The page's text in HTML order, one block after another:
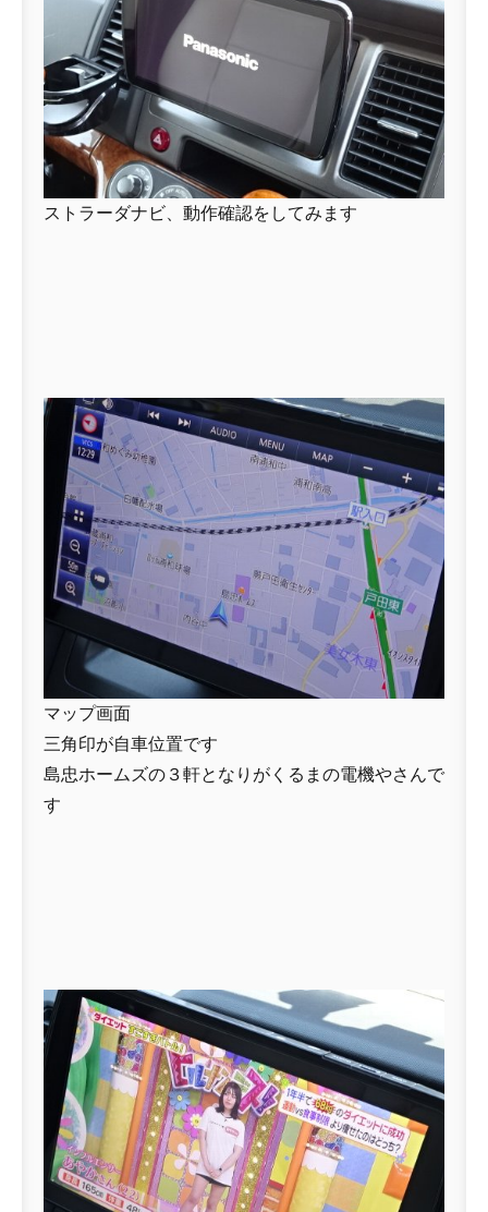
ストラーダナビ、動作確認をしてみます
マップ画面
三角印が自車位置です
島忠ホームズの３軒となりがくるまの電機やさんで
す